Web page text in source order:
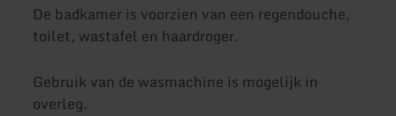
De badkamer is voorzien van een regendouche,
toilet, wastafel en haardroger.
Gebruik van de wasmachine is mogelijk in
overleg.